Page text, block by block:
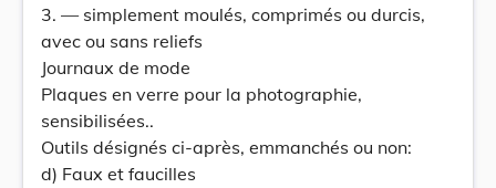
3. — simplement moulés, comprimés ou durcis,
avec ou sans reliefs
Journaux de mode
Plaques en verre pour la photographie,
sensibilisées..
Outils désignés ci-après, emmanchés ou non:
d) Faux et faucilles